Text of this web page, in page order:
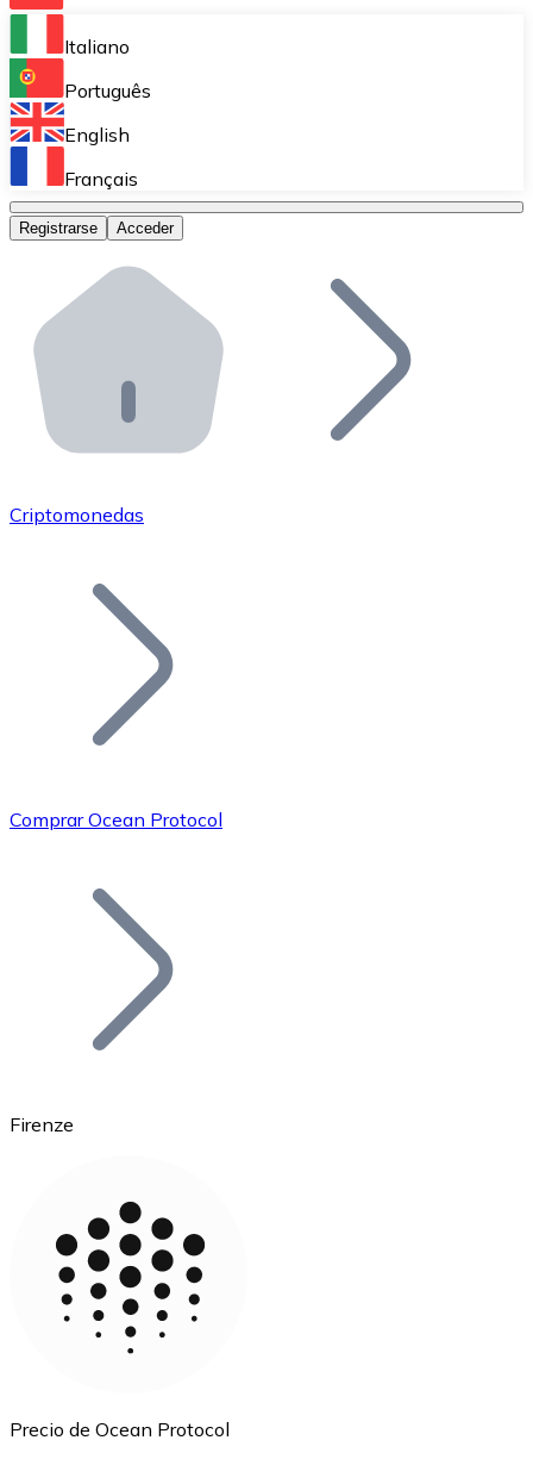
Bitnovo Ramp
Integra nuestra solución en tu plataforma.
Bitnovo Giftcards
Bitnovo OTC
Bitnovo ATM
Integra un ATM Bitnovo en tu negocio y permite que
Bitnovo API
Integra nuestra API en tu ecosistema.
Únete a nuestra red de distribuidores.
Añade tu proyecto a nuestro ecosistema.
Bitcoin
Ethereum
ETH
Italiano
Português
English
Français
Registrarse Acceder
Criptomonedas
Comprar Ocean Protocol
Firenze
Precio de Ocean Protocol